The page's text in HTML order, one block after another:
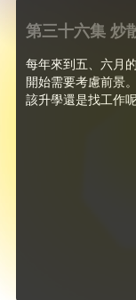
第三十六集 炒
每年來到五、六月
開始需要考慮前景
該升學還是找工作